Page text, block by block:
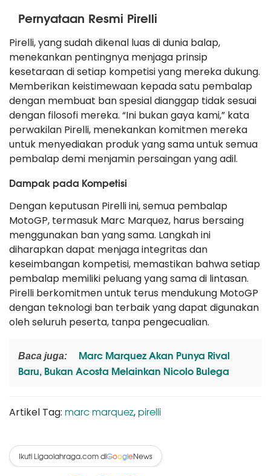
Pernyataan Resmi Pirelli
Pirelli, yang sudah dikenal luas di dunia balap,
menekankan pentingnya menjaga prinsip
kesetaraan di setiap kompetisi yang mereka dukung.
Memberikan keistimewaan kepada satu pembalap
dengan membuat ban spesial dianggap tidak sesuai
dengan filosofi mereka. “Ini bukan gaya kami,” kata
perwakilan Pirelli, menekankan komitmen mereka
untuk menyediakan produk yang sama untuk semua
pembalap demi menjamin persaingan yang adil.
Dampak pada Kompetisi
Dengan keputusan Pirelli ini, semua pembalap
MotoGP, termasuk Marc Marquez, harus bersaing
menggunakan ban yang sama. Langkah ini
diharapkan dapat menjaga integritas dan
keseimbangan kompetisi, memastikan bahwa setiap
pembalap memiliki peluang yang sama di lintasan.
Pirelli berkomitmen untuk terus mendukung MotoGP
dengan teknologi ban terbaik yang dapat digunakan
oleh seluruh peserta, tanpa pengecualian.
Baca juga:
Marc Marquez Akan Punya Rival
Baru, Bukan Acosta Melainkan Nicolo Bulega
Artikel Tag: marc marquez, pirelli
Ikuti Ligaolahraga.com diGoogleNews